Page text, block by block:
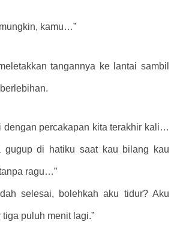
kamu…”
tangannya ke lantai sambil
dengan percakapan kita terakhir kali…
gugup di hatiku saat kau bilang kau
ragu…”
selesai, bolehkah aku tidur? Aku
puluh menit lagi.”